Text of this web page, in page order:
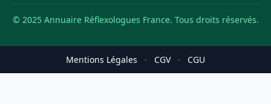
© 2025 Annuaire Réflexologues France. Tous droits réservés.
Mentions Légales · CGV · CGU